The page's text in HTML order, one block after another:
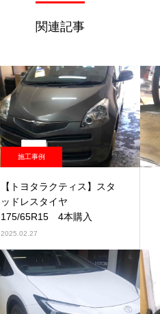
関連記事
施工事例
【トヨタラクティス】スタ
ッドレスタイヤ
175/65R15 4本購入
2025.02.27